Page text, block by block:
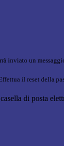
inviato un
il reset della
di posta